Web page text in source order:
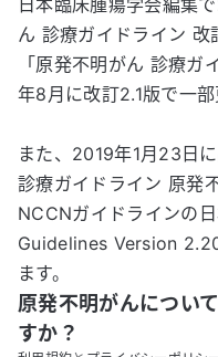
日本臨床腫瘍学会編集
ん 診療ガイドライン 改
「原発不明がん 診療
年8月に改訂2.1版で一部
また、2019年1月23日
診療ガイドライン 原発
NCCNガイドラインの
Guidelines Version
ます。
原発不明がんについ
すか？